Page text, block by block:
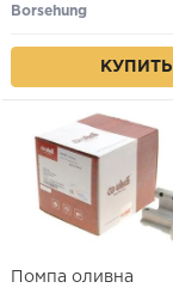
Borsehung
КУПИТЬ
Помпа оливна